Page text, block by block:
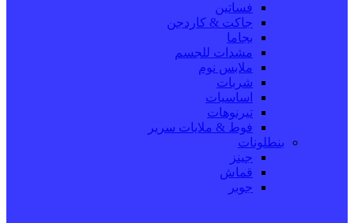
فساتين
جاكت & كاردجن
بجاما
مشدات للجسم
ملابس نوم
شربات
اساسيات
تيرنوهات
فوط & ملايات سرير
بنطلونات
جينز
قماش
جوبر